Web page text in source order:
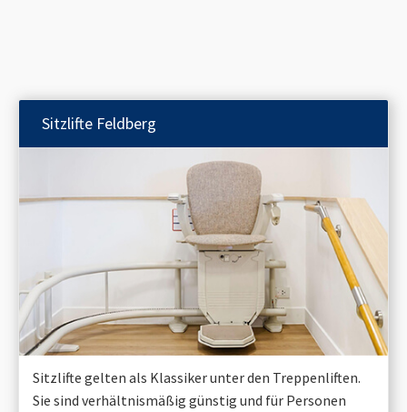
Sitzlifte Feldberg
Sitzlifte gelten als Klassiker unter den Treppenliften.
Sie sind verhältnismäßig günstig und für Personen